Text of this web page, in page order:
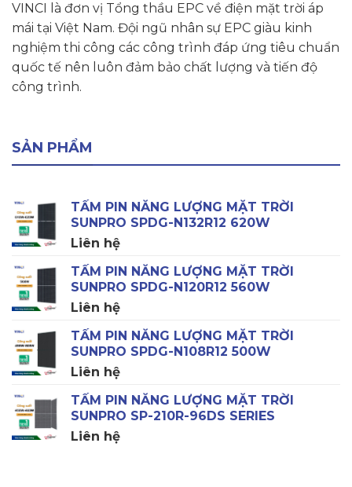
VINCI là đơn vị Tổng thầu EPC về điện mặt trời áp
mái tại Việt Nam. Đội ngũ nhân sự EPC giàu kinh
nghiệm thi công các công trình đáp ứng tiêu chuẩn
quốc tế nên luôn đảm bảo chất lượng và tiến độ
công trình.
SẢN PHẨM
TẤM PIN NĂNG LƯỢNG MẶT TRỜI
SUNPRO SPDG-N132R12 620W
Liên hệ
TẤM PIN NĂNG LƯỢNG MẶT TRỜI
SUNPRO SPDG-N120R12 560W
Liên hệ
TẤM PIN NĂNG LƯỢNG MẶT TRỜI
SUNPRO SPDG-N108R12 500W
Liên hệ
TẤM PIN NĂNG LƯỢNG MẶT TRỜI
SUNPRO SP-210R-96DS SERIES
Liên hệ